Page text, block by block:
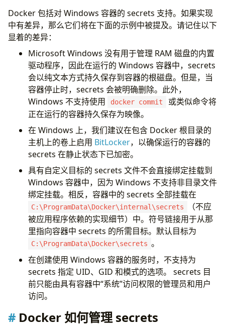
Docker 包括对 Windows 容器的 secrets 支持。如果实现
中有差异，那么它们将在下面的示例中被提及。请记住以下
显着的差异：
Microsoft Windows 没有用于管理 RAM 磁盘的内置
驱动程序，因此在运行的 Windows 容器中，secrets
会以纯文本方式持久保存到容器的根磁盘。但是，当
容器停止时，secrets 会被明确删除。此外，
Windows 不支持使用
docker commit
或类似命令将
正在运行的容器持久保存为映像。
在 Windows 上，我们建议在包含 Docker 根目录的
主机上的卷上启用 BitLocker，以确保运行的容器的
secrets 在静止状态下已加密。
具有自定义目标的 secrets 文件不会直接绑定挂载到
Windows 容器中，因为 Windows 不支持非目录文件
绑定挂载。相反，容器中的 secrets 全部挂载在
C:\ProgramData\Docker\internal\secrets
（不应
被应用程序依赖的实现细节）中。符号链接用于从那
里指向容器中 secrets 的所需目标。默认目标为
C:\ProgramData\Docker\secrets 。
在创建使用 Windows 容器的服务时，不支持为
secrets 指定 UID、GID 和模式的选项。 secrets 目
前只能由具有容器中“系统”访问权限的管理员和用户
访问。
Docker 如何管理 secrets